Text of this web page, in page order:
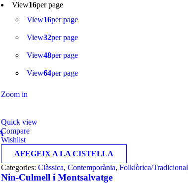
View16per page
View16per page
View32per page
View48per page
View64per page
Zoom in
Quick view
Compare
Wishlist
AFEGEIX A LA CISTELLA
Categories: Clàssica, Contemporània, Folklòrica/Tradicional
Nin-Culmell i Montsalvatge